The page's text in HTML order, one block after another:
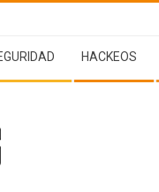
HACKEOS